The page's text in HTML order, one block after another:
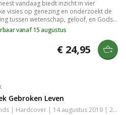
vandaag biedt inzicht in vier
visies op genezing en onderzoekt de
tussen wetenschap, geloof, en Gods
Het boek verdiept zich in de
van genezing, lijden, en strijd, en biedt
vanaf 15 augustus
€ 24,95
Gebroken Leven
Nederlands | Hardcover | 14 augustus 2019 | 288 pagina's | 9789051945591